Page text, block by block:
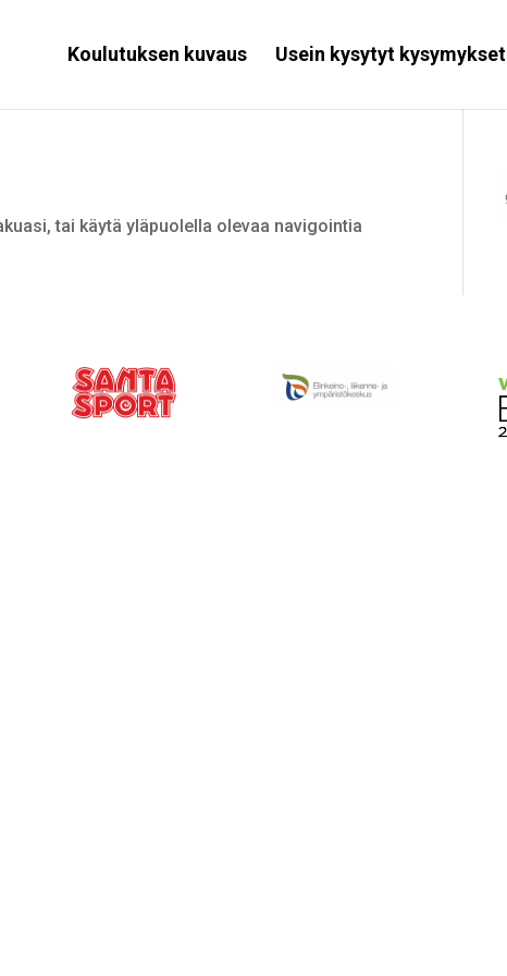
Koulutuksen kuvaus Usein kysytyt kysymykset
tai käytä yläpuolella olevaa navigointia